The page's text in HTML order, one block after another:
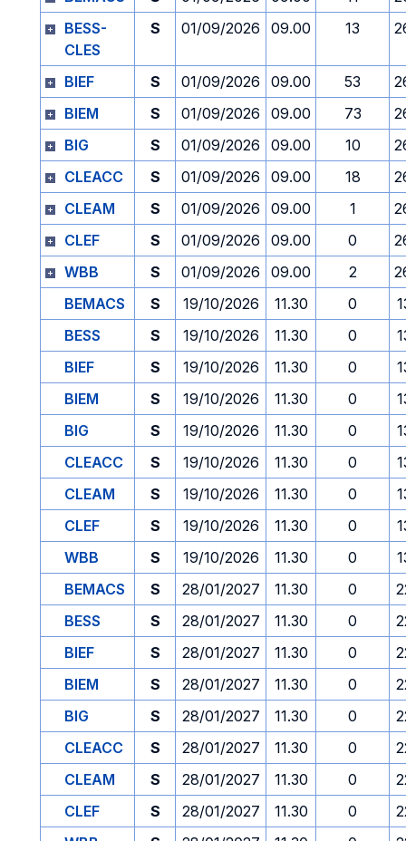
BESS-
CLES
S 01/09/2026 09.00 13
BIEF S 01/09/2026 09.00 53
BIEM
S 01/09/2026 09.00 73
BIG
S 01/09/2026 09.00 10
CLEACC
S 01/09/2026 09.00 18
CLEAM
S 01/09/2026 09.00 1
CLEF
S 01/09/2026 09.00 0
WBB
S 01/09/2026 09.00 2
BEMACS
S 19/10/2026 11.30 0
BESS
S 19/10/2026 11.30 0
BIEF
S 19/10/2026 11.30 0
BIEM
S 19/10/2026 11.30 0
BIG
S 19/10/2026 11.30 0
CLEACC
S 19/10/2026 11.30 0
CLEAM
S 19/10/2026 11.30 0
CLEF
S 19/10/2026 11.30 0
WBB
S 19/10/2026 11.30 0
BEMACS
S 28/01/2027 11.30 0
BESS
S 28/01/2027 11.30 0
BIEF
S 28/01/2027 11.30 0
BIEM
S 28/01/2027 11.30 0
BIG
S 28/01/2027 11.30 0
CLEACC
S 28/01/2027 11.30 0
CLEAM
S 28/01/2027 11.30 0
CLEF
S 28/01/2027 11.30 0